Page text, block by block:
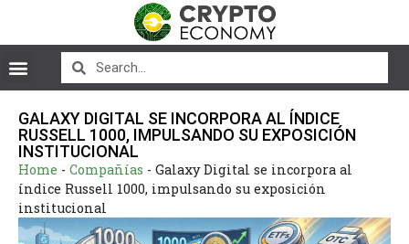
GALAXY DIGITAL SE INCORPORA AL ÍNDICE
RUSSELL 1000, IMPULSANDO SU EXPOSICIÓN
INSTITUCIONAL
Home - Compañías - Galaxy Digital se incorpora al
índice Russell 1000, impulsando su exposición
institucional